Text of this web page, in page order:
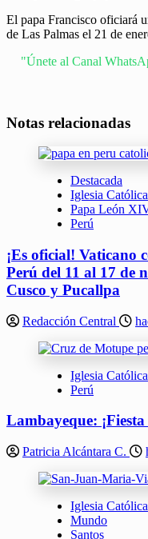
El papa Francisco oficiará
de Las Palmas el 21 de
"Únete al Canal
Notas relacionadas
Destacada
Iglesia Católica
Papa León
Perú
¡Es oficial! Vaticano
Perú del 11 al 17 de
Cusco y Pucallpa
Redacción Central
Iglesia Católica
Perú
Lambayeque:
Patricia Alcántara C.
Iglesia Católica
Mundo
Santos